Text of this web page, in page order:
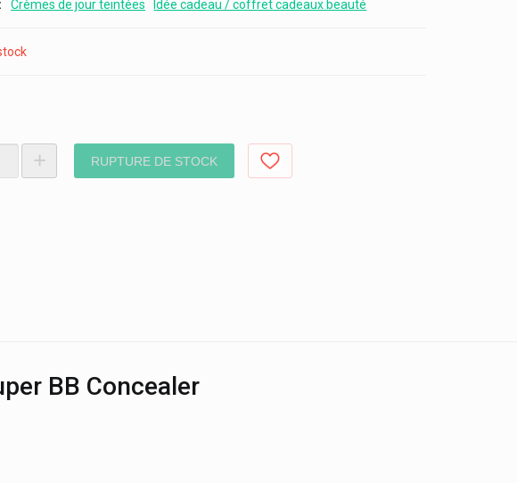
Crèmes de jour teintées Idée cadeau / coffret cadeaux beauté
+ RUPTURE DE STOCK
BB Concealer